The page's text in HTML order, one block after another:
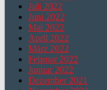
Juli 2022
Juni 2022
Mai 2022
April 2022
März 2022
Februar 2022
Januar 2022
Dezember 2021